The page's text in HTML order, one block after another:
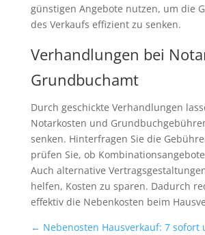
günstigen Angebote nutzen, um die
des Verkaufs effizient zu senken.
Verhandlungen bei
Grundbuchamt
Durch geschickte Verhandlungen
Notarkosten und
senken. Hinterfragen Sie die
prüfen Sie, ob
Auch alternative
helfen, Kosten zu sparen. Dadurch
effektiv die Nebenkosten beim
← Nebenosten Hausverkauf: 7 sofort